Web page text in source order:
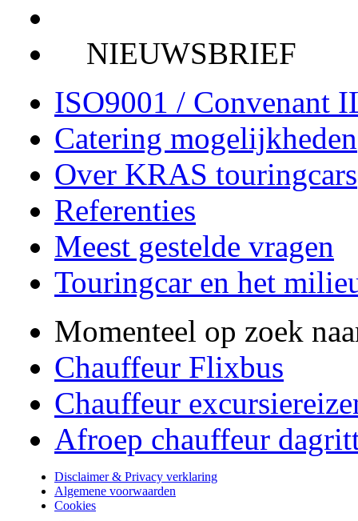
NIEUWSBRIEF
ISO9001 / Convenant
Catering mogelijkheden
Over KRAS touringcars
Referenties
Meest gestelde vragen
Touringcar en het
Momenteel op zoek
Chauffeur Flixbus
Chauffeur
Afroep chauffeur
Disclaimer & Privacy verklaring
Algemene voorwaarden
Cookies